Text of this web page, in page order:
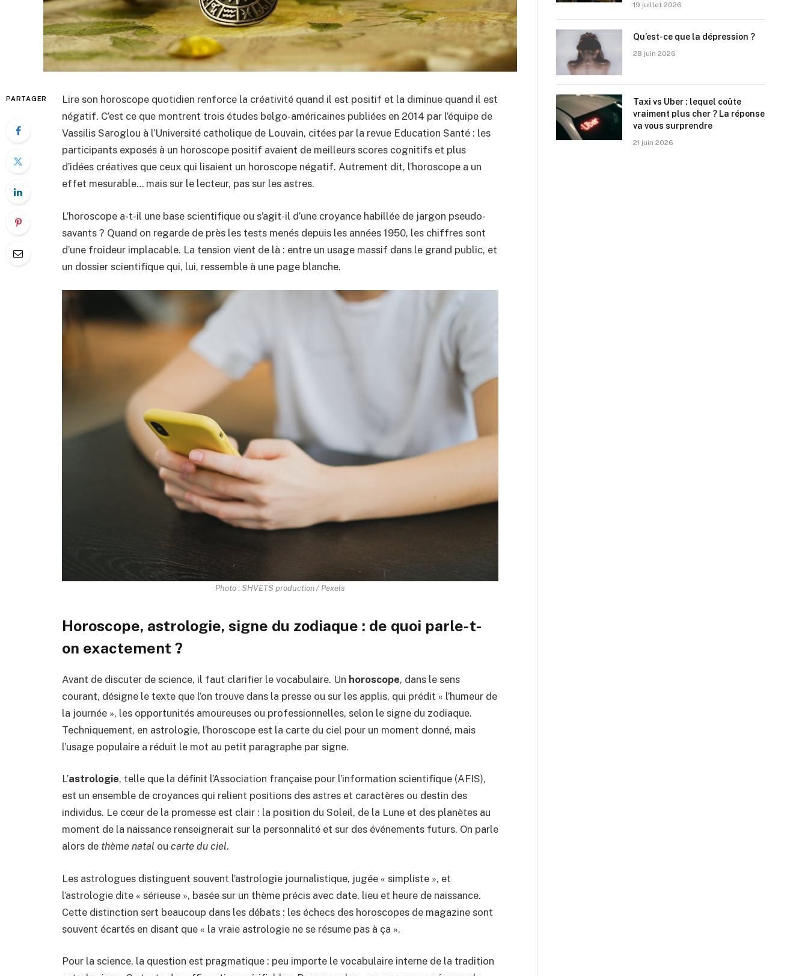
PARTAGER
Lire son horoscope quotidien renforce la créativité quand il est positif et la diminue quand il est
négatif. C’est ce que montrent trois études belgo-américaines publiées en 2014 par l’équipe de
Vassilis Saroglou à l’Université catholique de Louvain, citées par la revue Education Santé : les
participants exposés à un horoscope positif avaient de meilleurs scores cognitifs et plus
d’idées créatives que ceux qui lisaient un horoscope négatif. Autrement dit, l’horoscope a un
effet mesurable… mais sur le lecteur, pas sur les astres.
L’horoscope a-t-il une base scientifique ou s’agit-il d’une croyance habillée de jargon pseudo-
savants ? Quand on regarde de près les tests menés depuis les années 1950, les chiffres sont
d’une froideur implacable. La tension vient de là : entre un usage massif dans le grand public, et
un dossier scientifique qui, lui, ressemble à une page blanche.
Photo : SHVETS production / Pexels
Horoscope, astrologie, signe du zodiaque : de quoi parle-t-
on exactement ?
Avant de discuter de science, il faut clarifier le vocabulaire. Un horoscope, dans le sens
courant, désigne le texte que l’on trouve dans la presse ou sur les applis, qui prédit « l’humeur de
la journée », les opportunités amoureuses ou professionnelles, selon le signe du zodiaque.
Techniquement, en astrologie, l’horoscope est la carte du ciel pour un moment donné, mais
l’usage populaire a réduit le mot au petit paragraphe par signe.
L’astrologie, telle que la définit l’Association française pour l’information scientifique (AFIS),
est un ensemble de croyances qui relient positions des astres et caractères ou destin des
individus. Le cœur de la promesse est clair : la position du Soleil, de la Lune et des planètes au
moment de la naissance renseignerait sur la personnalité et sur des événements futurs. On parle
alors de thème natal ou carte du ciel.
Les astrologues distinguent souvent l’astrologie journalistique, jugée « simpliste », et
l’astrologie dite « sérieuse », basée sur un thème précis avec date, lieu et heure de naissance.
Cette distinction sert beaucoup dans les débats : les échecs des horoscopes de magazine sont
souvent écartés en disant que « la vraie astrologie ne se résume pas à ça ».
Pour la science, la question est pragmatique : peu importe le vocabulaire interne de la tradition
19 juillet 2026
Qu’est-ce que la dépression ?
28 juin 2026
Taxi vs Uber : lequel coûte
vraiment plus cher ? La réponse
va vous surprendre
21 juin 2026